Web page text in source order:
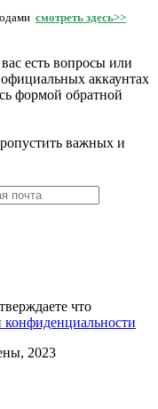
смотреть здесь>>
есть вопросы или
аккаунтах
формой обратной
важных и
что
конфиденциальности
2023